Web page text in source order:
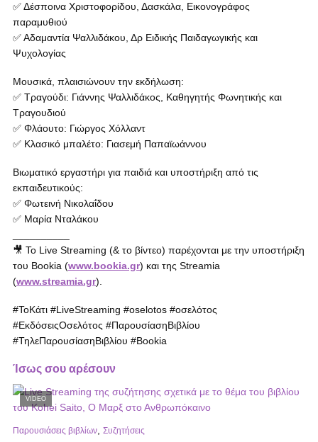
✅ Δέσποινα Χριστοφορίδου, Δασκάλα, Εικονογράφος
παραμυθιού
✅ Αδαμαντία Ψαλλιδάκου, Δρ Ειδικής Παιδαγωγικής και
Ψυχολογίας
Μουσικά, πλαισιώνουν την εκδήλωση:
✅ Τραγούδι: Γιάννης Ψαλλιδάκος, Καθηγητής Φωνητικής και
Τραγουδιού
✅ Φλάουτο: Γιώργος Χόλλαντ
✅ Κλασικό μπαλέτο: Γιασεμή Παπαϊωάννου
Βιωματικό εργαστήρι για παιδιά και υποστήριξη από τις
εκπαιδευτικούς:
✅ Φωτεινή Νικολαΐδου
✅ Μαρία Νταλάκου
🎥 Το Live Streaming (& το βίντεο) παρέχονται με την υποστήριξη
του Bookia (www.bookia.gr) και της Streamia
(www.streamia.gr).
#ΤοΚάτι #LiveStreaming #oselotos #οσελότος
#ΕκδόσειςΟσελότος #ΠαρουσίασηΒιβλίου
#ΤηλεΠαρουσίασηΒιβλίου #Bookia
Ίσως σου αρέσουν
VIDEO
Παρουσιάσεις βιβλίων Συζητήσεις